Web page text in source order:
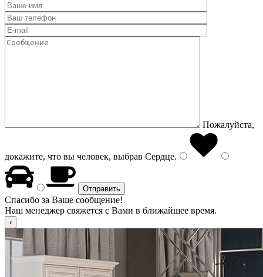
Пожалуйста,
докажите, что вы человек, выбрав Сердце.
Спасибо за Ваше сообщение!
Наш менеджер свяжется с Вами в ближайшее время.